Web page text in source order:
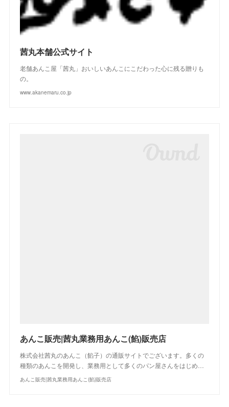
( )
(2
茜丸本舗公式サイト
老舗あんこ屋「茜丸」おいしいあんこにこだわった心に残る贈りも
の。
www.akanemaru.co.jp
あんこ販売|茜丸業務用あんこ(餡)販売店
株式会社茜丸のあんこ（餡子）の通販サイトでございます。多くの
種類のあんこを開発し、業務用として多くのパン屋さんをはじめ…
あんこ販売|茜丸業務用あんこ(餡)販売店